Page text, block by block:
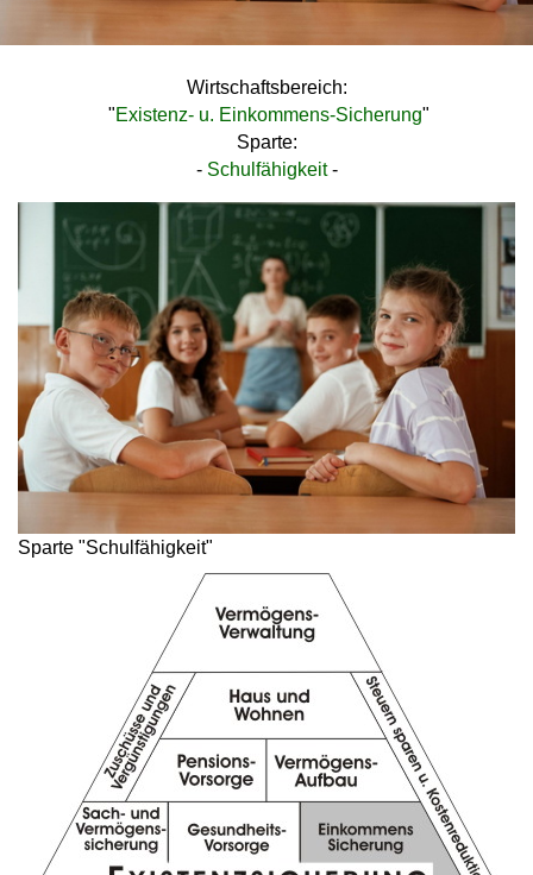
Wirtschaftsbereich:
"Existenz- u. Einkommens-Sicherung"
Sparte:
- Schulfähigkeit-
Sparte "Schulfähigkeit"